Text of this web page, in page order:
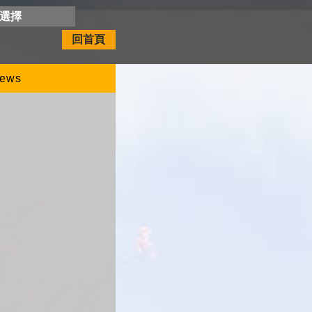
擇
回首頁